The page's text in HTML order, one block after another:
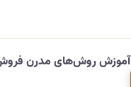
آموزش روش‌های مدرن